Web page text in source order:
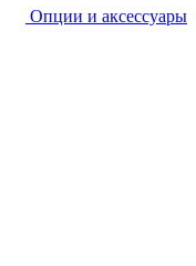
Опции и аксессуары